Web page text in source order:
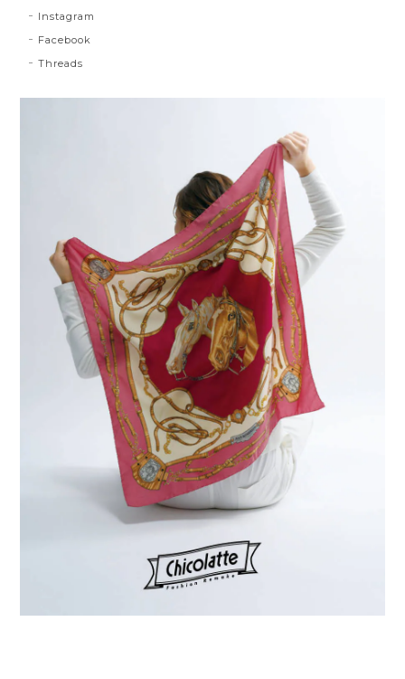
Instagram
Facebook
Threads